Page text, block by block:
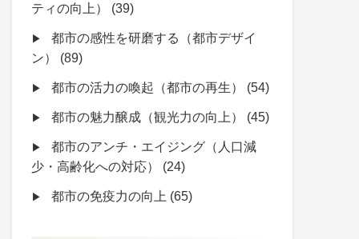
ティの向上） (39)
都市の感性を研磨する（都市デザイ
ン） (89)
都市の活力の喚起（都市の再生） (54)
都市の魅力醸成（観光力の向上） (45)
都市のアンチ・エイジング（人口減
少・高齢化への対応） (24)
都市の免疫力の向上 (65)